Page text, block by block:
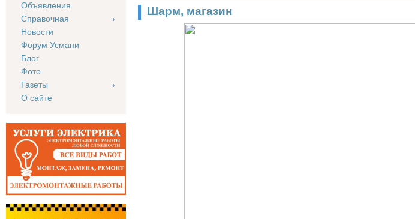
Объявления
Справочная
Новости
Форум Усмани
Блог
Фото
Газеты
О сайте
Шарм, магазин